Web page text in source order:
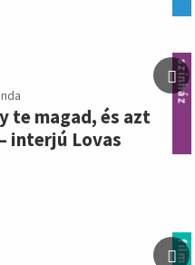
színház
te magad, és azt
interjú Lovas
film